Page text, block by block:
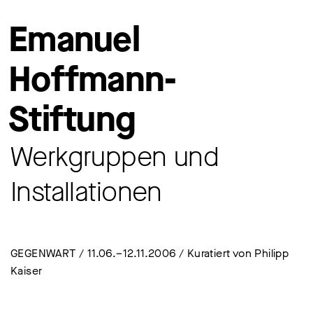
Emanuel
Hoffmann-
Stiftung
Werkgruppen und
Installationen
GEGENWART / 11.06.–12.11.2006 / Kuratiert von Philipp
Kaiser